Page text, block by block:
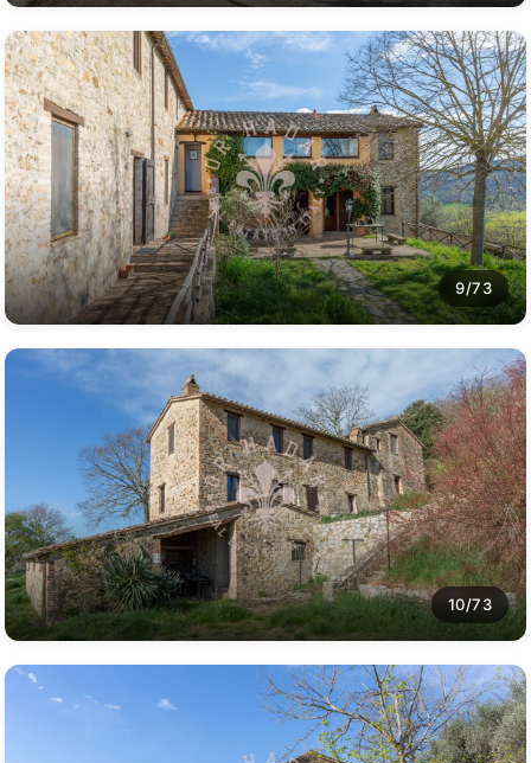
9/73
10/73